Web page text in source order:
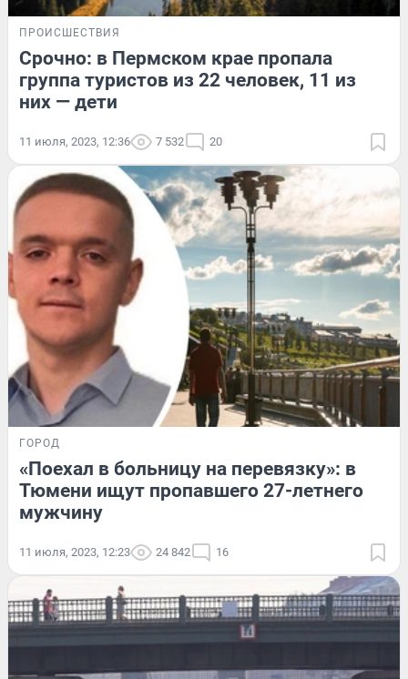
ПРОИСШЕСТВИЯ
Срочно: в Пермском крае пропала
группа туристов из 22 человек, 11 из
них — дети
11 июля, 2023, 12:36 7 532 20
ГОРОД
«Поехал в больницу на перевязку»: в
Тюмени ищут пропавшего 27-летнего
мужчину
11 июля, 2023, 12:23 24 842 16